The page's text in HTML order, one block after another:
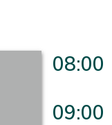
08:00
09:00